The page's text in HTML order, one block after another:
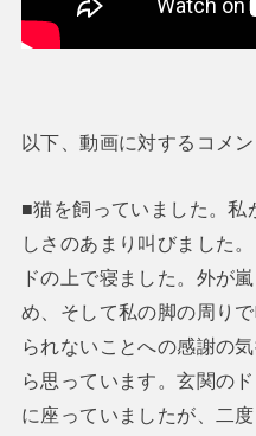
以下、動画に対するコメ
■猫を飼っていました。私
しさのあまり叫びました
ドの上で寝ました。外が
め、そして私の脚の周り
られないことへの感謝の
ら思っています。玄関の
に座っていましたが、二